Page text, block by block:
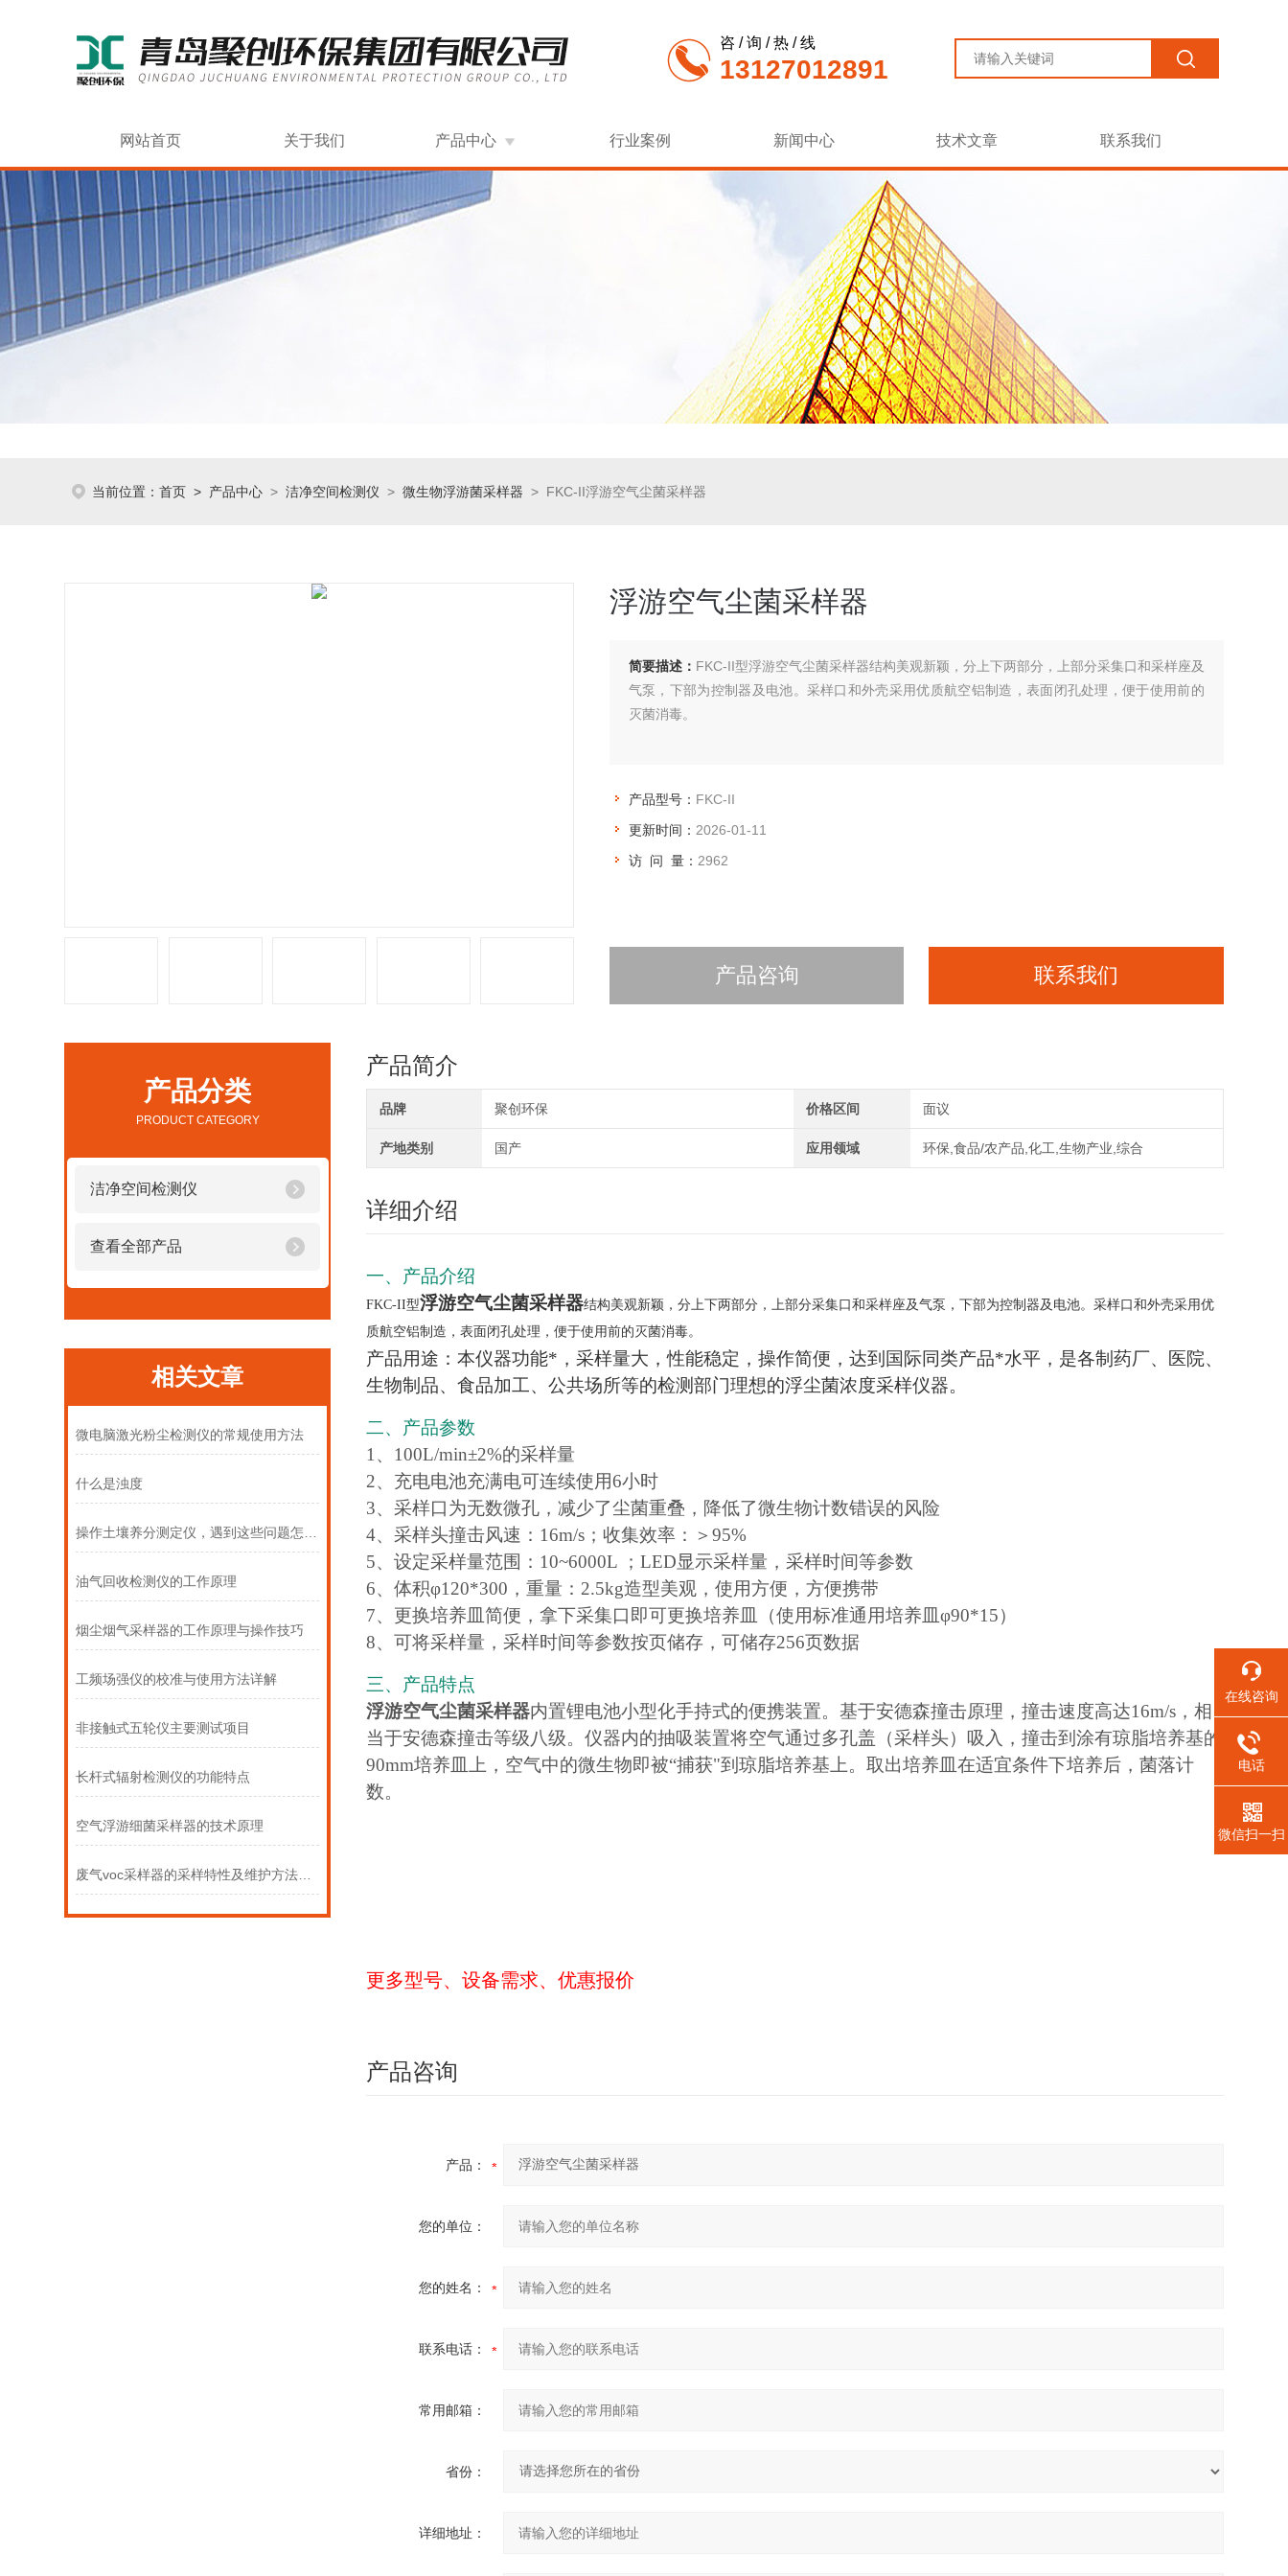
咨 / 询 / 热 / 线
13127012891
网站首页 关于我们 产品中心 行业案例 新闻中心 技术文章 联系我们
当前位置： 首页 > 产品中心 > 洁净空间检测仪 > 微生物浮游菌采样器 > FKC-II浮游空气尘菌采样器
浮游空气尘菌采样器
简要描述： FKC-II型浮游空气尘菌采样器结构美观新颖，分上下两部分，上部分采集口和采样座及
气泵，下部为控制器及电池。采样口和外壳采用优质航空铝制造，表面闭孔处理，便于使用前的
灭菌消毒。
产品型号： FKC-II
更新时间： 2026-01-11
访 问 量： 2962
产品咨询 联系我们
产品分类
PRODUCT CATEGORY
洁净空间检测仪
查看全部产品
相关文章
微电脑激光粉尘检测仪的常规使用方法
什么是浊度
油气回收检测仪的工作原理
烟尘烟气采样器的工作原理与操作技巧
工频场强仪的校准与使用方法详解
非接触式五轮仪主要测试项目
长杆式辐射检测仪的功能特点
空气浮游细菌采样器的技术原理
产品简介
品牌 聚创环保 价格区间 面议
产地类别 国产 应用领域 环保,食品/农产品,化工,生物产业,综合
详细介绍
一、产品介绍
FKC-II型浮游空气尘菌采样器结构美观新颖，分上下两部分，上部分采集口和采样座及气泵，下部为控制器及电池。采样口和外壳采用优
质航空铝制造，表面闭孔处理，便于使用前的灭菌消毒。
产品用途：本仪器功能*，采样量大，性能稳定，操作简便，达到国际同类产品*水平，是各制药厂、医院、
生物制品、食品加工、公共场所等的检测部门理想的浮尘菌浓度采样仪器。
二、产品参数
1、100L/min±2%的采样量
2、充电电池充满电可连续使用6小时
3、采样口为无数微孔，减少了尘菌重叠，降低了微生物计数错误的风险
4、采样头撞击风速：16m/s；收集效率：＞95%
5、设定采样量范围：10~6000L ；LED显示采样量，采样时间等参数
6、体积φ120*300，重量：2.5kg造型美观，使用方便，方便携带
7、更换培养皿简便，拿下采集口即可更换培养皿（使用标准通用培养皿φ90*15）
8、可将采样量，采样时间等参数按页储存，可储存256页数据
三、产品特点
浮游空气尘菌采样器内置锂电池小型化手持式的便携装置。基于安德森撞击原理，撞击速度高达16m/s，相
当于安德森撞击等级八级。仪器内的抽吸装置将空气通过多孔盖（采样头）吸入，撞击到涂有琼脂培养基的
90mm培养皿上，空气中的微生物即被“捕获"到琼脂培养基上。取出培养皿在适宜条件下培养后，菌落计
数。
更多型号、设备需求、优惠报价
产品咨询
产品：
您的单位：
您的姓名：
联系电话：
常用邮箱：
省份：
详细地址：
在线咨询
电话
微信扫一扫